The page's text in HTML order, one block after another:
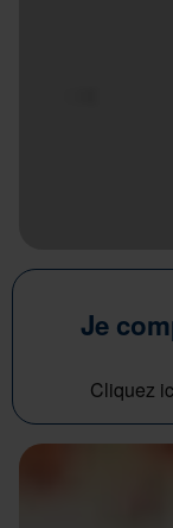
Je
Cliquez